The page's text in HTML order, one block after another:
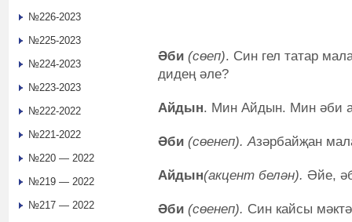
Әби (сөеп). Син гел татар
дидең әле?
Айдын. Мин Айдын. Мин әби
Әби (сөенеп). Азәрбайҗан
Айдын(акцент белән). Әйе,
Әби (сөенеп). Син кайсы
№226-2023
№225-2023
№224-2023
№223-2023
№222-2022
№221-2022
№220 — 2022
№219 — 2022
№217 — 2022